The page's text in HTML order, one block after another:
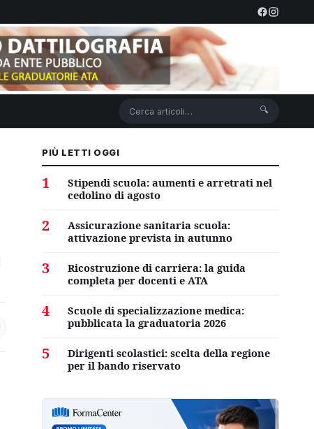
🔍
PIÙ LETTI OGGI
1
Stipendi scuola: aumenti e arretrati nel
cedolino di agosto
2
Assicurazione sanitaria scuola:
attivazione prevista in autunno
3
Ricostruzione di carriera: la guida
completa per docenti e ATA
4
Scuole di specializzazione medica:
pubblicata la graduatoria 2026
5
Dirigenti scolastici: scelta della regione
per il bando riservato